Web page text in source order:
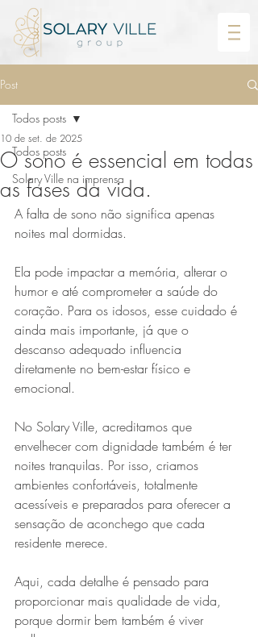
Post
Todos posts
Solary Ville na imprensa
Todos posts
O sono é essencial em todas
as fases da vida.
10 de set. de 2025
A falta de sono não significa apenas
noites mal dormidas.
Ela pode impactar a memória, alterar o
humor e até comprometer a saúde do
coração. Para os idosos, esse cuidado é
ainda mais importante, já que o
descanso adequado influencia
diretamente no bem-estar físico e
emocional.
No Solary Ville, acreditamos que
envelhecer com dignidade também é ter
noites tranquilas. Por isso, criamos
ambientes confortáveis, totalmente
acessíveis e preparados para oferecer a
sensação de aconchego que cada
residente merece.
Aqui, cada detalhe é pensado para
proporcionar mais qualidade de vida,
porque dormir bem também é viver